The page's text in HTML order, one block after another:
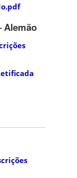
Alemão